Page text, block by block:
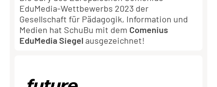
EduMedia-Wettbewerbs 2023 der
Gesellschaft für Pädagogik, Information und
Medien hat SchuBu mit dem Comenius
EduMedia Siegel ausgezeichnet!